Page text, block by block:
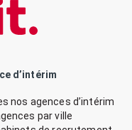
d’intérim
nos agences d’intérim
par ville